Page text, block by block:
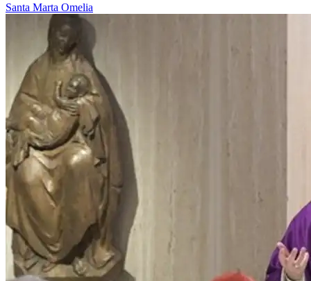
Santa Marta Omelia